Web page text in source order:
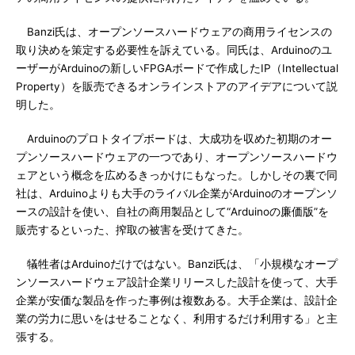
Banzi氏は、オープンソースハードウェアの商用ライセンスの
取り決めを策定する必要性を訴えている。同氏は、Arduinoのユ
ーザーがArduinoの新しいFPGAボードで作成したIP（Intellectual
Property）を販売できるオンラインストアのアイデアについて説
明した。
Arduinoのプロトタイプボードは、大成功を収めた初期のオー
プンソースハードウェアの一つであり、オープンソースハードウ
ェアという概念を広めるきっかけにもなった。しかしその裏で同
社は、Arduinoよりも大手のライバル企業がArduinoのオープンソ
ースの設計を使い、自社の商用製品として“Arduinoの廉価版”を
販売するといった、搾取の被害を受けてきた。
犠牲者はArduinoだけではない。Banzi氏は、「小規模なオープ
ンソースハードウェア設計企業リリースした設計を使って、大手
企業が安価な製品を作った事例は複数ある。大手企業は、設計企
業の労力に思いをはせることなく、利用するだけ利用する」と主
張する。